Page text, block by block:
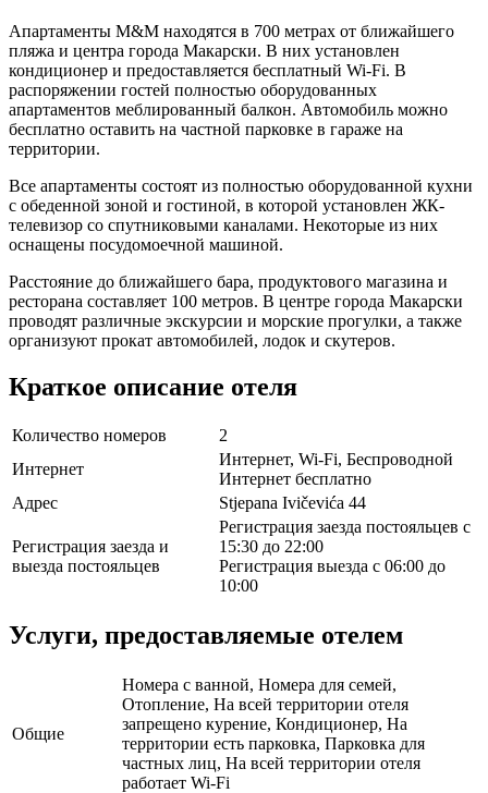
Апартаменты M&M находятся в 700 метрах от ближайшего
пляжа и центра города Макарски. В них установлен
кондиционер и предоставляется бесплатный Wi-Fi. В
распоряжении гостей полностью оборудованных
апартаментов меблированный балкон. Автомобиль можно
бесплатно оставить на частной парковке в гараже на
территории.
Все апартаменты состоят из полностью оборудованной кухни
с обеденной зоной и гостиной, в которой установлен ЖК-
телевизор со спутниковыми каналами. Некоторые из них
оснащены посудомоечной машиной.
Расстояние до ближайшего бара, продуктового магазина и
ресторана составляет 100 метров. В центре города Макарски
проводят различные экскурсии и морские прогулки, а также
организуют прокат автомобилей, лодок и скутеров.
Краткое описание отеля
Количество номеров
2
Интернет
Интернет, Wi-Fi, Беспроводной
Интернет бесплатно
Адрес
Stjepana Ivičevića 44
Регистрация заезда и
выезда постояльцев
Регистрация заезда постояльцев с
15:30 до 22:00
Регистрация выезда с 06:00 до
10:00
Услуги, предоставляемые отелем
Общие
Номера с ванной, Номера для семей,
Отопление, На всей территории отеля
запрещено курение, Кондиционер, На
территории есть парковка, Парковка для
частных лиц, На всей территории отеля
работает Wi-Fi